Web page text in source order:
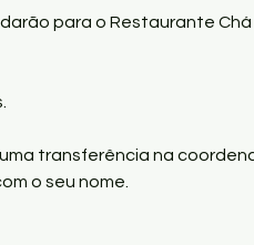
para o Restaurante
transferência na
o seu nome.